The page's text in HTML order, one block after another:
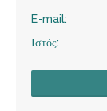
E-mail:
Ιστός: